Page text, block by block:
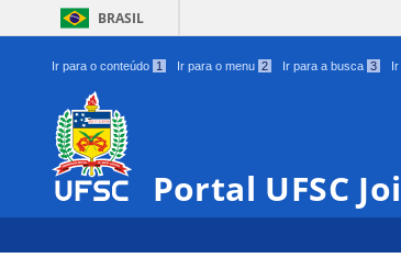
BRASIL
Ir para o conteúdo 1 Ir para o menu 2 Ir para a busca 3
Portal UFSC